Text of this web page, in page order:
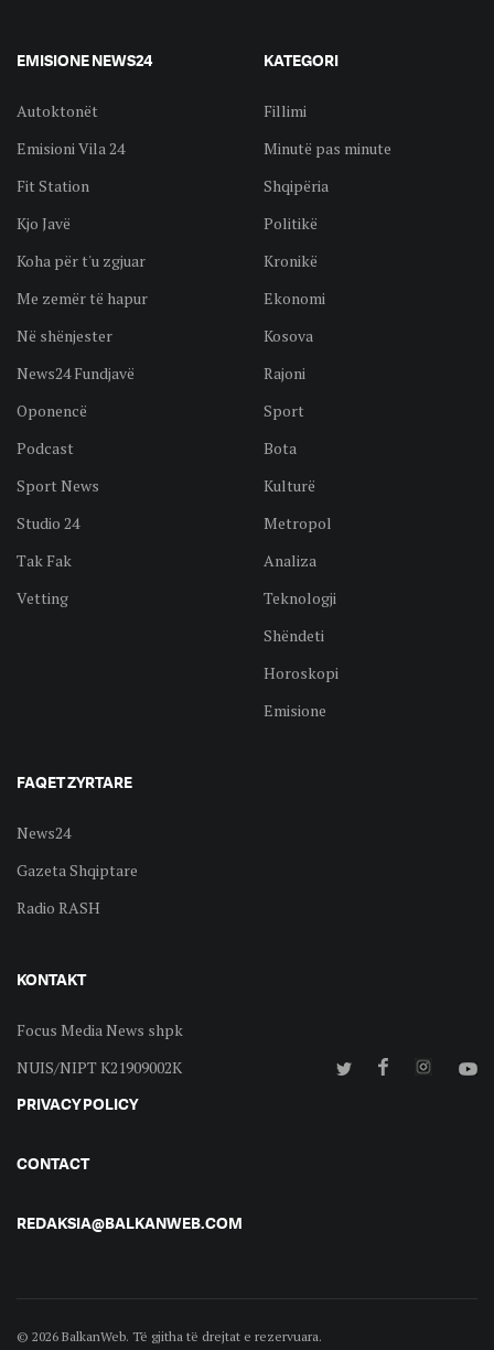
EMISIONE NEWS24
Autoktonët
Emisioni Vila 24
Fit Station
Kjo Javë
Koha për t'u zgjuar
Me zemër të hapur
Në shënjester
News24 Fundjavë
Oponencë
Podcast
Sport News
Studio 24
Tak Fak
Vetting
KATEGORI
Fillimi
Minutë pas minute
Shqipëria
Politikë
Kronikë
Ekonomi
Kosova
Rajoni
Sport
Bota
Kulturë
Metropol
Analiza
Teknologji
Shëndeti
Horoskopi
Emisione
FAQET ZYRTARE
News24
Gazeta Shqiptare
Radio RASH
KONTAKT
Focus Media News shpk
NUIS/NIPT K21909002K
PRIVACY POLICY
CONTACT
REDAKSIA@BALKANWEB.COM
© 2026 BalkanWeb. Të gjitha të drejtat e rezervuara.